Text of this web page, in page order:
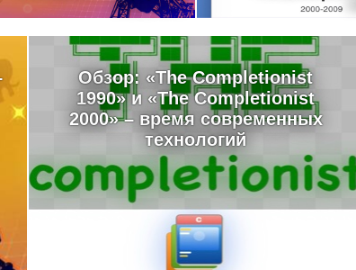
Обзор: «The Completionist
1990» и «The Completionist
2000» – время современных
технологий